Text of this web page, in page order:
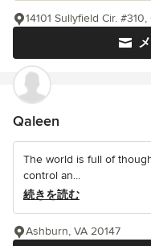
14101 Sullyfield Cir.
Qaleen
The world is full of
control an...
続きを読む
Ashburn, VA 20147